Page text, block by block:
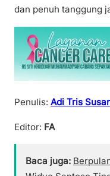
dan penuh tanggung
Penulis: Adi Tris
Editor: FA
Baca juga: